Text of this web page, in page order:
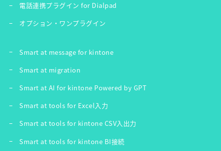
電話連携プラグイン for Dialpad
オプション・ワンプラグイン
Smart at message for kintone
Smart at migration
Smart at AI for kintone Powered by GPT
Smart at tools for Excel入力
Smart at tools for kintone CSV入出力
Smart at tools for kintone BI接続